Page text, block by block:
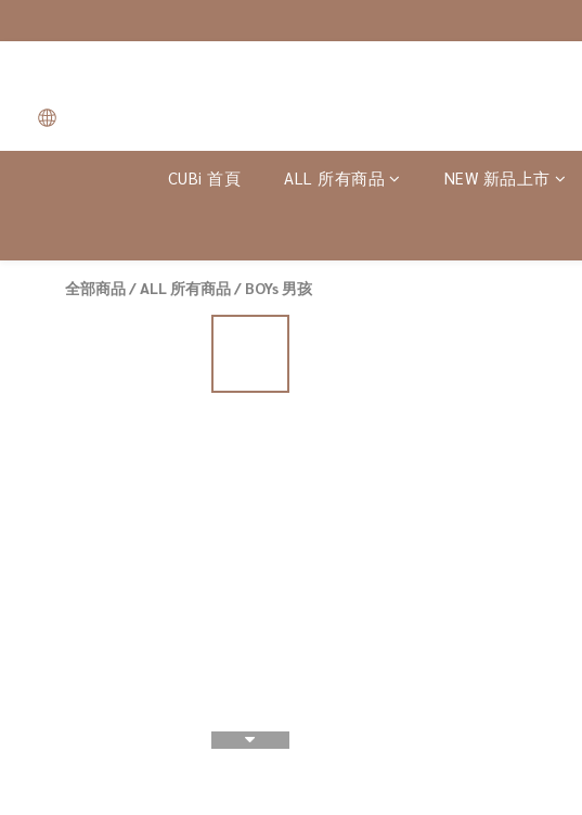
CUBi 首頁 ALL 所有商品 NEW 新品上市
全部商品/ALL 所有商品/ BOYs 男孩